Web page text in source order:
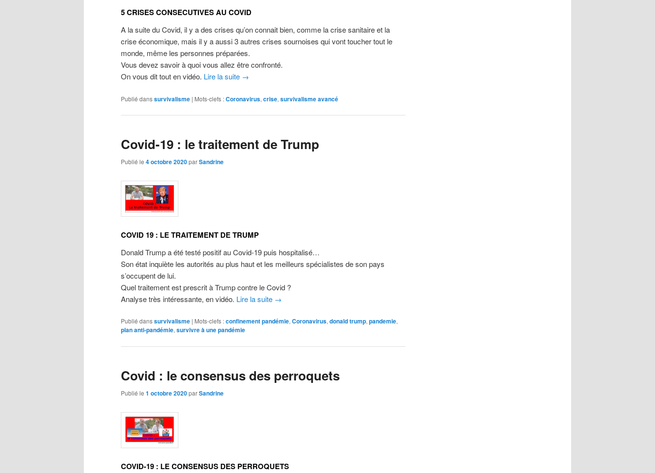
5 CRISES CONSECUTIVES AU COVID
A la suite du Covid, il y a des crises qu’on connait bien, comme la crise sanitaire et la
crise économique, mais il y a aussi 3 autres crises sournoises qui vont toucher tout le
monde, même les personnes préparées.
Vous devez savoir à quoi vous allez être confronté.
On vous dit tout en vidéo. Lire la suite →
Publié danssurvivalisme | Mots-clefs :Coronavirus, crise, survivalisme avancé
Covid-19 : le traitement de Trump
Publié le 4 octobre 2020parSandrine
COVID 19 : LE TRAITEMENT DE TRUMP
Donald Trump a été testé positif au Covid-19 puis hospitalisé…
Son état inquiète les autorités au plus haut et les meilleurs spécialistes de son pays
s’occupent de lui.
Quel traitement est prescrit à Trump contre le Covid ?
Analyse très intéressante, en vidéo. Lire la suite →
Publié danssurvivalisme | Mots-clefs :confinement pandémie,Coronavirus,donald trump,pandemie,
plan anti-pandémie,survivre à une pandémie
Covid : le consensus des perroquets
Publié le 1 octobre 2020parSandrine
COVID-19 : LE CONSENSUS DES PERROQUETS